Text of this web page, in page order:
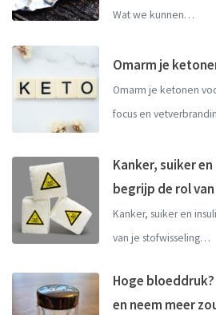
Wat we kunnen…
Omarm je
Omarm je ketonen
focus en
Kanker, suiker
begrijp de rol
Kanker, suiker en
van je stofwisseling…
Hoge
en neem meer